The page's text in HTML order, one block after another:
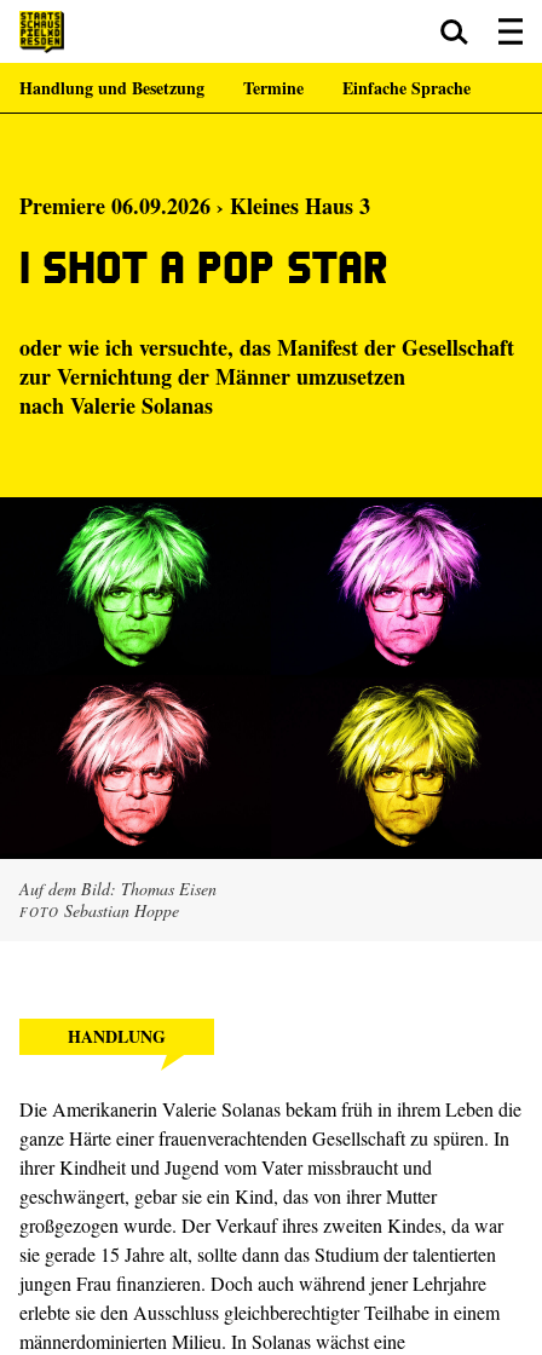
Zum Hauptinhalt springen Zum Footer springen
Handlung und Besetzung Termine Einfache Sprache
Premiere 06.09.2026 › Kleines Haus 3
I shot a Pop Star
oder wie ich versuchte, das Manifest der Gesellschaft
zur Vernichtung der Männer umzusetzen
nach Valerie Solanas
Auf dem Bild: Thomas Eisen
FOTO Sebastian Hoppe
HANDLUNG
Die Amerikanerin Valerie Solanas bekam früh in ihrem Leben die
ganze Härte einer frauenverachtenden Gesellschaft zu spüren. In
ihrer Kindheit und Jugend vom Vater missbraucht und
geschwängert, gebar sie ein Kind, das von ihrer Mutter
großgezogen wurde. Der Verkauf ihres zweiten Kindes, da war
sie gerade 15 Jahre alt, sollte dann das Studium der talentierten
jungen Frau finanzieren. Doch auch während jener Lehrjahre
erlebte sie den Ausschluss gleichberechtigter Teilhabe in einem
männerdominierten Milieu. In Solanas wächst eine